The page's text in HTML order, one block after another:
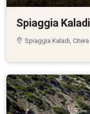
Spiaggia Kaladi
Spiaggia Kaladi, Citera